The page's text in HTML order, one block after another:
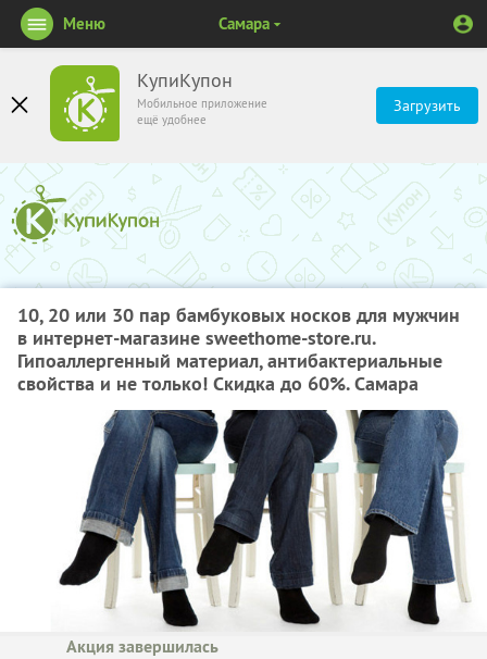
КупиКупон
Мобильное приложение
ещё удобнее
Загрузить
Меню Самара
10, 20 или 30 пар бамбуковых носков для мужчин
в интернет-магазине sweethome-store.ru.
Гипоаллергенный материал, антибактериальные
свойства и не только! Скидка до 60%. Самара
Акция завершилась